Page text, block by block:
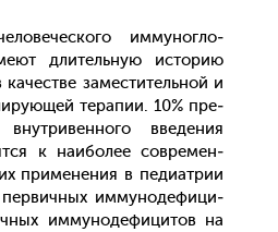
им­му­ног­ло­
дли­тель­ную ис­то­рию
за­мес­ти­тель­ной и
те­рапии. 10% пре­
вве­дения
к на­ибо­лее сов­ре­мен­
при­мене­ния в пе­ди­ат­рии
пер­вичных им­му­ноде­фици­
им­му­ноде­фици­тов на